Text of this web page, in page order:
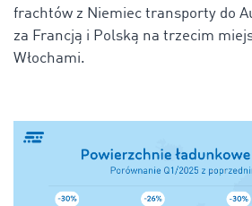
frachtów z Niemiec transporty do
za Francją i Polską na trzecim
Włochami.